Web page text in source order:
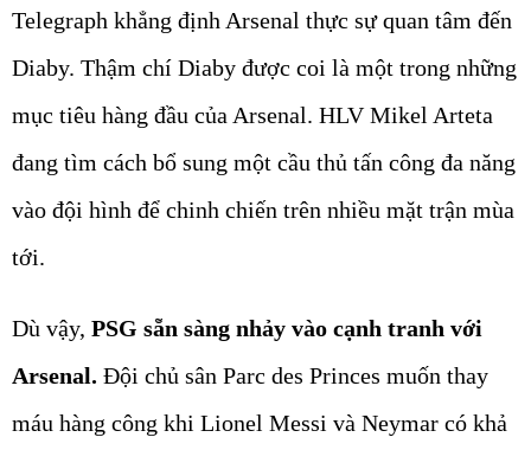
Telegraph khẳng định Arsenal thực sự quan tâm đến
Diaby. Thậm chí Diaby được coi là một trong những
mục tiêu hàng đầu của Arsenal. HLV Mikel Arteta
đang tìm cách bổ sung một cầu thủ tấn công đa năng
vào đội hình để chinh chiến trên nhiều mặt trận mùa
tới.
Dù vậy, PSG sẵn sàng nhảy vào cạnh tranh với
Arsenal. Đội chủ sân Parc des Princes muốn thay
máu hàng công khi Lionel Messi và Neymar có khả